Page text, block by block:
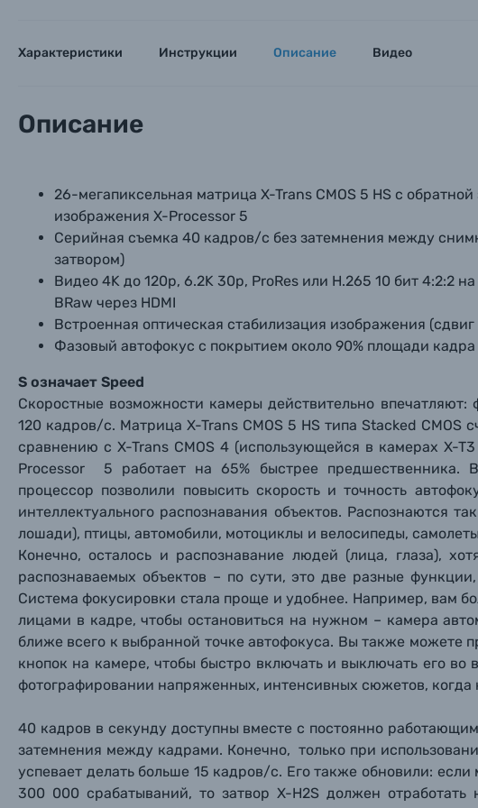
Каталог товаров
Цифровые фотоаппараты
Характеристики Инструкции Описание Видео
Описание
26-мегапиксельная матрица X-Trans CMOS 5 HS с
изображения X-Processor 5
Серийная съемка 40 кадров/с без затемнения между
затвором)
Видео 4K до 120p, 6.2K 30p, ProRes или H.265 10 бит 4:2:2
BRaw через HDMI
Встроенная оптическая стабилизация изображения
Фазовый автофокус с покрытием около 90% площади кадра
S означает Speed
Cкоростные возможности камеры действительно
120 кадров/с. Матрица X-Trans CMOS 5 HS типа Stacked CMOS
сравнению с X-Trans CMOS 4 (использующейся в камерах X-
Processor 5 работает на 65% быстрее предшественника.
процессор позволили повысить скорость и точность
интеллектуального распознавания объектов. Распознаются
лошади), птицы, автомобили, мотоциклы и велосипеды,
Конечно, осталось и распознавание людей (лица, глаза),
распознаваемых объектов – по сути, это две разные
Система фокусировки стала проще и удобнее. Например, вам
лицами в кадре, чтобы остановиться на нужном – камера
ближе всего к выбранной точке автофокуса. Вы также можете
кнопок на камере, чтобы быстро включать и выключать его во
фотографировании напряженных, интенсивных сюжетов,
40 кадров в секунду доступны вместе с постоянно
затемнения между кадрами. Конечно, только при
успевает делать больше 15 кадров/с. Его также обновили:
300 000 срабатываний, то затвор X-H2S должен